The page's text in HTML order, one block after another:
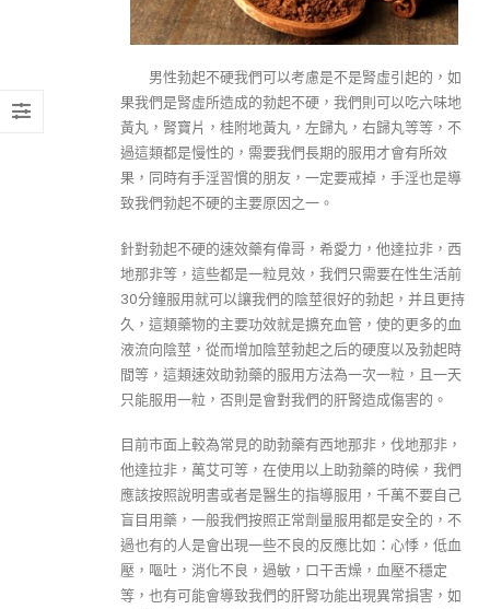
男性勃起不硬我們可以考慮是不是腎虛引起的，如
果我們是腎虛所造成的勃起不硬，我們則可以吃六味地
黃丸，腎寶片，桂附地黃丸，左歸丸，右歸丸等等，不
過這類都是慢性的，需要我們長期的服用才會有所效
果，同時有手淫習慣的朋友，一定要戒掉，手淫也是導
致我們勃起不硬的主要原因之一。
針對勃起不硬的速效藥有偉哥，希愛力，他達拉非，西
地那非等，這些都是一粒見效，我們只需要在性生活前
30分鐘服用就可以讓我們的陰莖很好的勃起，并且更持
久，這類藥物的主要功效就是擴充血管，使的更多的血
液流向陰莖，從而增加陰莖勃起之后的硬度以及勃起時
間等，這類速效助勃藥的服用方法為一次一粒，且一天
只能服用一粒，否則是會對我們的肝腎造成傷害的。
目前市面上較為常見的助勃藥有西地那非，伐地那非，
他達拉非，萬艾可等，在使用以上助勃藥的時候，我們
應該按照說明書或者是醫生的指導服用，千萬不要自己
盲目用藥，一般我們按照正常劑量服用都是安全的，不
過也有的人是會出現一些不良的反應比如：心悸，低血
壓，嘔吐，消化不良，過敏，口干舌燥，血壓不穩定
等，也有可能會導致我們的肝腎功能出現異常損害，如